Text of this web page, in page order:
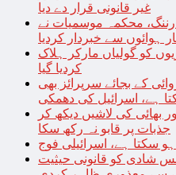
غیر قانونی قرار دے دیا
محکمہ موسمیات نے
ہوائوں سے خبردار کردیا
میں سویڈن کے 2 شہریوں کو گولیاں مارکر ہلاک
کردیا گیا
کے بجائے سرپرائز بھی
ہے، اسرائیل کی دھمکی
بھائی کی لاشیں دیکھ کر
جذبات پر قابو نہ رکھ سکا
سکتا ہے، اسرائیلی فوج
شادی کو قانونی حیثیت